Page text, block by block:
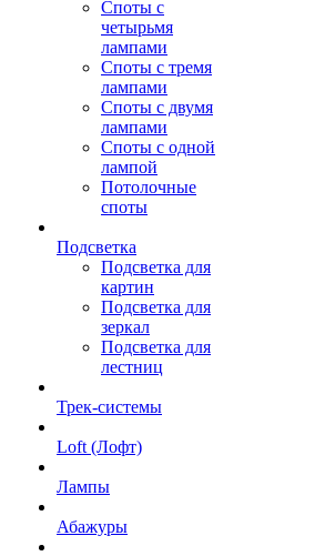
Споты с
четырьмя
лампами
Споты с тремя
лампами
Споты с двумя
лампами
Споты с одной
лампой
Потолочные
споты
Подсветка
Подсветка для
картин
Подсветка для
зеркал
Подсветка для
лестниц
Трек-системы
Loft (Лофт)
Лампы
Абажуры